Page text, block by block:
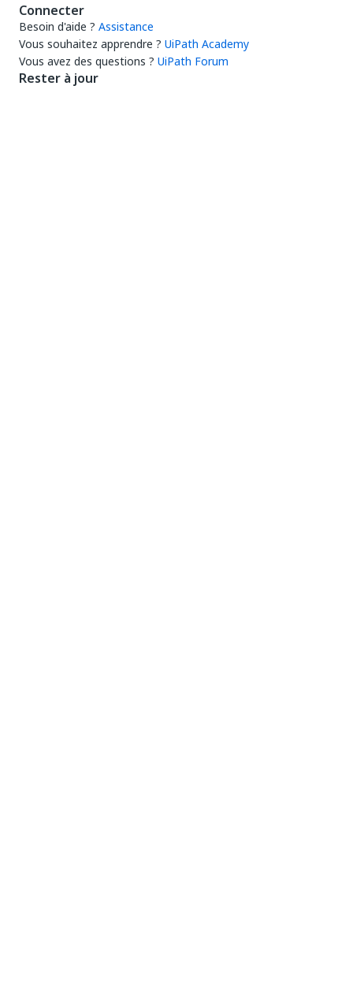
Connecter
Besoin d'aide ? Assistance
Vous souhaitez apprendre ? UiPath Academy
Vous avez des questions ? UiPath Forum
Rester à jour